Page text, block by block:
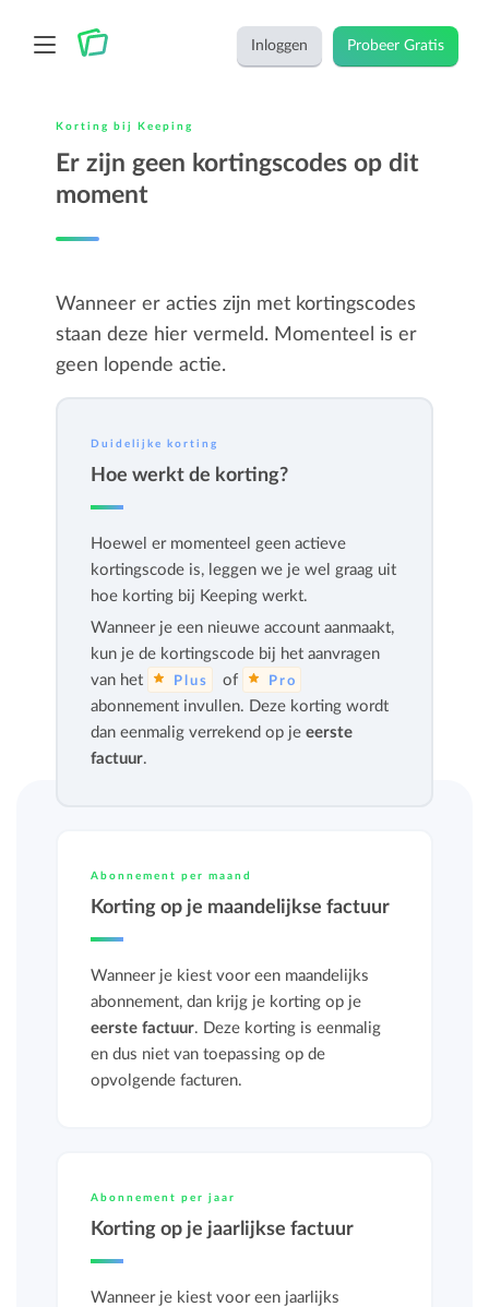
Inloggen Probeer Gratis
Korting bij Keeping
Er zijn geen kortingscodes op dit
moment
Wanneer er acties zijn met kortingscodes
staan deze hier vermeld. Momenteel is er
geen lopende actie.
Duidelijke korting
Hoe werkt de korting?
Hoewel er momenteel geen actieve
kortingscode is, leggen we je wel graag uit
hoe korting bij Keeping werkt.
Wanneer je een nieuwe account aanmaakt,
kun je de kortingscode bij het aanvragen
van het
Plus of Pro
abonnement invullen. Deze korting wordt
dan eenmalig verrekend op jeeerste
factuur.
Abonnement per maand
Korting op je maandelijkse factuur
Wanneer je kiest voor een maandelijks
abonnement, dan krijg je korting op je
eerste factuur. Deze korting is eenmalig
en dus niet van toepassing op de
opvolgende facturen.
Abonnement per jaar
Korting op je jaarlijkse factuur
Wanneer je kiest voor een jaarlijks